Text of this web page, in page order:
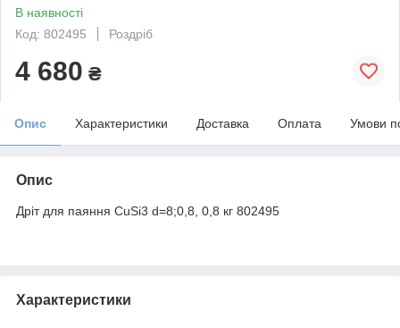
В наявності
Код: 802495
Роздріб
4 680 ₴
Опис Характеристики Доставка Оплата Умови
Опис
Дріт для паяння CuSi3 d=8;0,8, 0,8 кг 802495
Характеристики